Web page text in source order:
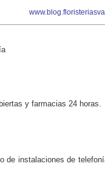
y farmacias 24 horas.
de instalaciones de